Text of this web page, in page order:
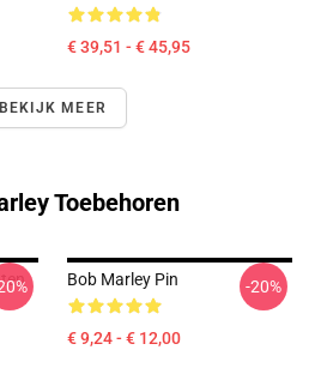
€ 39,51 - € 45,95
BEKIJK MEER
Toebehoren
Bob Marley Pin
€ 9,24 - € 12,00
-20%